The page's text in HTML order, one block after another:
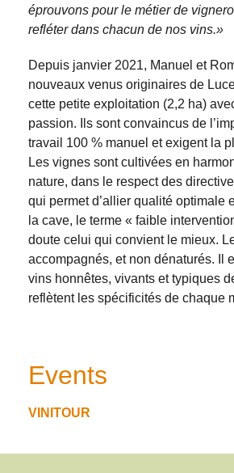
éprouvons pour le métier de
refléter dans chacun de nos vins.»
Depuis janvier 2021, Manuel et
nouveaux venus originaires de
cette petite exploitation (2,2 ha)
passion. Ils sont convaincus de
travail 100 % manuel et exigent la
Les vignes sont cultivées en
nature, dans le respect des
qui permet d’allier qualité optimale
la cave, le terme « faible
doute celui qui convient le mieux.
accompagnés, et non dénaturés. Il
vins honnêtes, vivants et typiques
reflètent les spécificités de chaque
Events
VINITOUR